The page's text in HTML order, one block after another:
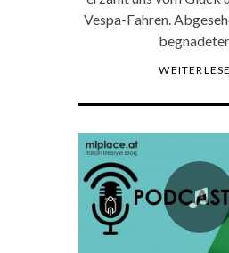
Vespa-Fahren.